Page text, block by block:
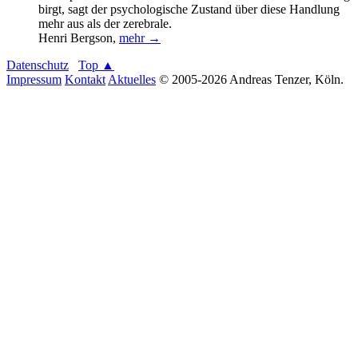
birgt, sagt der psychologische Zustand über diese Handlung
mehr aus als der zerebrale.
Henri Bergson, mehr →
Datenschutz
Top ▲
Impressum Kontakt Aktuelles © 2005-2026 Andreas Tenzer, Köln.